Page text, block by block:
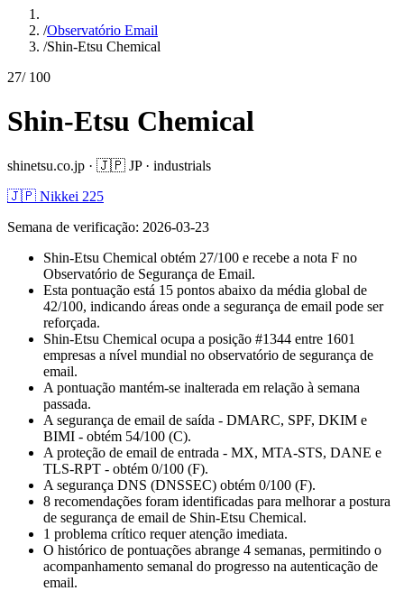
/Observatório Email
/Shin-Etsu Chemical
27/ 100
Shin-Etsu Chemical
shinetsu.co.jp · 🇯🇵 JP· industrials
🇯🇵 Nikkei 225
Semana de verificação: 2026-03-23
Shin-Etsu Chemical obtém 27/100 e recebe a nota F no
Observatório de Segurança de Email.
Esta pontuação está 15 pontos abaixo da média global de
42/100, indicando áreas onde a segurança de email pode ser
reforçada.
Shin-Etsu Chemical ocupa a posição #1344 entre 1601
empresas a nível mundial no observatório de segurança de
email.
A pontuação mantém-se inalterada em relação à semana
passada.
A segurança de email de saída - DMARC, SPF, DKIM e
BIMI - obtém 54/100 (C).
A proteção de email de entrada - MX, MTA-STS, DANE e
TLS-RPT - obtém 0/100 (F).
A segurança DNS (DNSSEC) obtém 0/100 (F).
8 recomendações foram identificadas para melhorar a postura
de segurança de email de Shin-Etsu Chemical.
1 problema crítico requer atenção imediata.
O histórico de pontuações abrange 4 semanas, permitindo o
acompanhamento semanal do progresso na autenticação de
email.